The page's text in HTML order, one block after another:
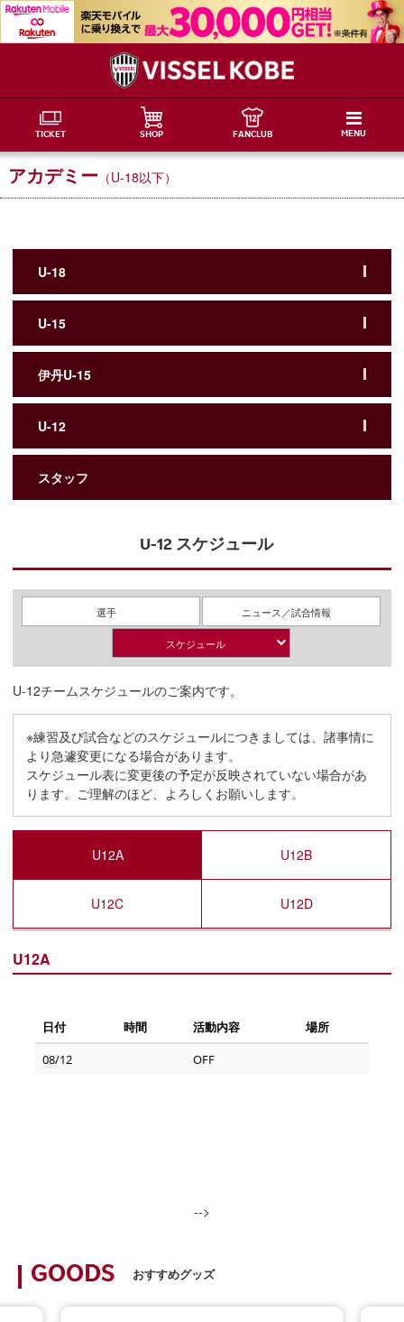
TICKET SHOP FANCLUB MENU
アカデミー （U-18以下）
U-18
U-15
伊丹U-15
U-12
スタッフ
U-12 スケジュール
選手 ニュース／試合情報
スケジュール
U-12チームスケジュールのご案内です。
※練習及び試合などのスケジュールにつきましては、諸事情に
より急遽変更になる場合があります。
スケジュール表に変更後の予定が反映されていない場合があ
ります。ご理解のほど、よろしくお願いします。
U12A U12B
U12C U12D
U12A
-->
GOODS おすすめグッズ